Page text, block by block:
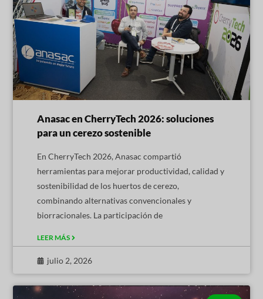
Anasac en CherryTech 2026: soluciones
para un cerezo sostenible
En CherryTech 2026, Anasac compartió
herramientas para mejorar productividad, calidad y
sostenibilidad de los huertos de cerezo,
combinando alternativas convencionales y
biorracionales. La participación de
LEER MÁS
julio 2, 2026